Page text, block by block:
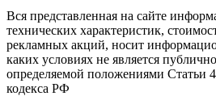
Вся представленная на сайте
технических характеристик,
рекламных акций, носит
каких условиях не является
определяемой положениями Статьи
кодекса РФ